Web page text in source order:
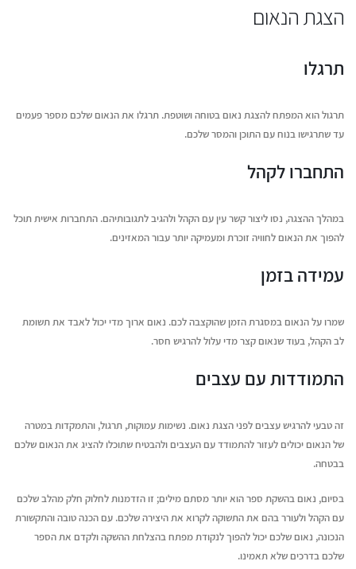
הצגת הנאום
תרגלו
תרגול הוא המפתח להצגת נאום בטוחה ושוטפת. תרגלו את הנאום שלכם מספר פעמים
עד שתרגישו בנוח עם התוכן והמסר שלכם.
התחברו לקהל
במהלך ההצגה, נסו ליצור קשר עין עם הקהל ולהגיב לתגובותיהם. התחברות אישית תוכל
להפוך את הנאום לחוויה זוכרת ומעמיקה יותר עבור המאזינים.
עמידה בזמן
שמרו על הנאום במסגרת הזמן שהוקצבה לכם. נאום ארוך מדי יכול לאבד את תשומת
לב הקהל, בעוד שנאום קצר מדי עלול להרגיש חסר.
התמודדות עם עצבים
זה טבעי להרגיש עצבים לפני הצגת נאום. נשימות עמוקות, תרגול, והתמקדות במטרה
של הנאום יכולים לעזור להתמודד עם העצבים ולהבטיח שתוכלו להציג את הנאום שלכם
בבטחה.
בסיום, נאום בהשקת ספר הוא יותר מסתם מילים; זו הזדמנות לחלוק חלק מהלב שלכם
עם הקהל ולעורר בהם את התשוקה לקרוא את היצירה שלכם. עם הכנה טובה והתקשורת
הנכונה, נאום שלכם יכול להפוך לנקודת מפתח בהצלחת ההשקה ולקדם את הספר
שלכם בדרכים שלא תאמינו.